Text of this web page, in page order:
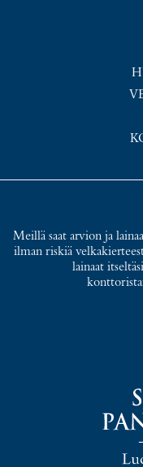
Meillä saat arvion ja
ilman riskiä
lainaat